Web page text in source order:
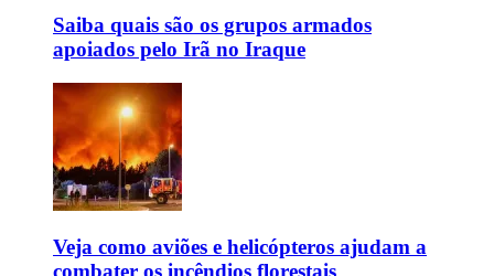
Saiba quais são os grupos armados
apoiados pelo Irã no Iraque
Veja como aviões e helicópteros ajudam a